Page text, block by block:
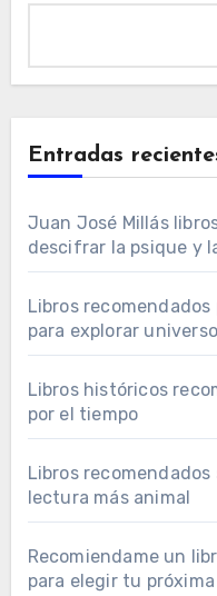
Entradas
Juan José Millás
descifrar la psique y
Libros
para explorar
Libros históricos
por el tiempo
Libros
lectura más animal
Recomiendame un
para elegir tu